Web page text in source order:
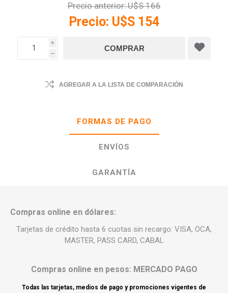
Precio anterior:U$S 166
Precio: U$S 154
i
h
AGREGAR A LA LISTA DE COMPARACIÓN
FORMAS DE PAGO
ENVÍOS
GARANTÍA
Compras online en dólares:
Tarjetas de crédito hasta 6 cuotas sin recargo: VISA, OCA,
MASTER, PASS CARD, CABAL
Compras online en pesos: MERCADO PAGO
Todas las tarjetas, medios de pago y promociones vigentes de